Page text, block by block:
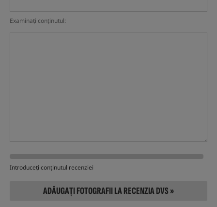
Examinați conținutul:
Introduceți conținutul recenziei
ADĂUGAȚI FOTOGRAFII LA RECENZIA DVS »